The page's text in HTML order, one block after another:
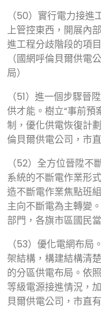
（50）實行電力接
上管控東西，開展內
進工程分歧階段的項
（國網呼倫貝爾供電
局）
（51）進一個步驟
供才能。樹立“事前預
制，優化供電恢復計
倫貝爾供電公司，市
（52）全方位晉陞
系統的不斷電作業形
造不斷電作業焦點班
主向不斷電為主轉變
部門，各旗市區國民當
（53）優化電網布局
架結構，構建結構清
的分區供電布局。依
等級電源接進情況，
貝爾供電公司，市直